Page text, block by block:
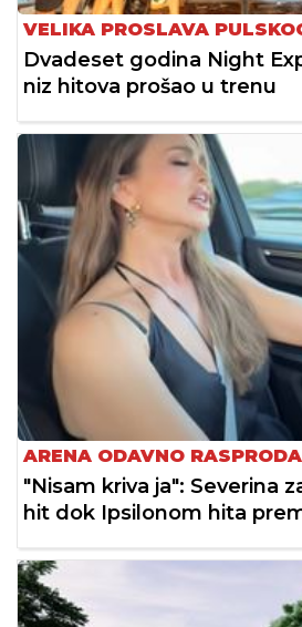
VELIKA PROSLAVA
Dvadeset godina Night
niz hitova prošao u trenu
ARENA ODAVNO
"Nisam kriva ja": Severina
hit dok Ipsilonom hita